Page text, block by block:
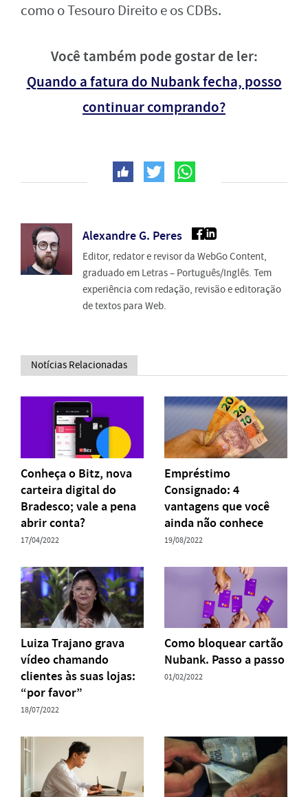
como o Tesouro Direito e os CDBs.
Você também pode gostar de ler:
Quando a fatura do Nubank fecha, posso
continuar comprando?
Alexandre G. Peres
Editor, redator e revisor da WebGo Content,
graduado em Letras – Português/Inglês. Tem
experiência com redação, revisão e editoração
de textos para Web.
Notícias Relacionadas
Conheça o Bitz, nova
carteira digital do
Bradesco; vale a pena
abrir conta?
17/04/2022
Empréstimo
Consignado: 4
vantagens que você
ainda não conhece
19/08/2022
Luiza Trajano grava
vídeo chamando
clientes às suas lojas:
“por favor”
18/07/2022
Como bloquear cartão
Nubank. Passo a passo
01/02/2022